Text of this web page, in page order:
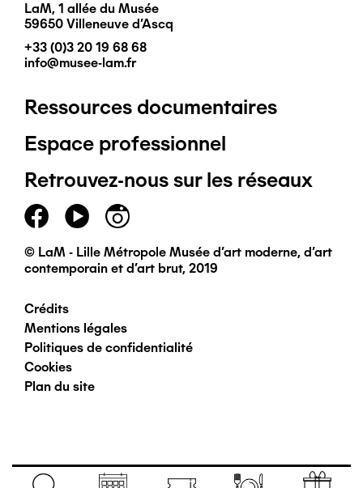
LaM, 1 allée du Musée
59650 Villeneuve d'Ascq
+33 (0)3 20 19 68 68
info@musee-lam.fr
Pied
de
page
principal
Ressources documentaires
Espace professionnel
Retrouvez-nous sur les réseaux
© LaM - Lille Métropole Musée d'art moderne, d'art
contemporain et d'art brut, 2019
Pied
de
page
Crédits
Mentions légales
Politiques de confidentialité
Cookies
Plan du site